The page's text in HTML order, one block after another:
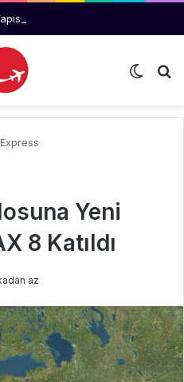
Montaj Teknisyeni İlanı
Dış
Yeni
8 Katıldı
az